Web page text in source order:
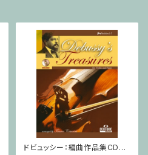
ドビュッシー：編曲作品集CD付